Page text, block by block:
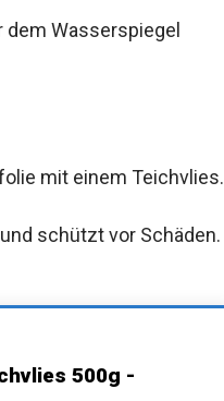
Wasserspiegel
mit einem Teichvlies.
schützt vor Schäden.
500g -